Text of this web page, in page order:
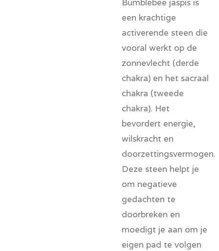
Bumblebee jaspis is
een krachtige
activerende steen die
vooral werkt op de
zonnevlecht (derde
chakra) en het sacraal
chakra (tweede
chakra). Het
bevordert energie,
wilskracht en
doorzettingsvermogen.
Deze steen helpt je
om negatieve
gedachten te
doorbreken en
moedigt je aan om je
eigen pad te volgen